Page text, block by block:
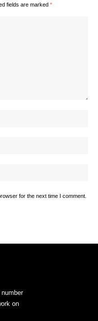
fields are marked *
for the next time I comment.
on